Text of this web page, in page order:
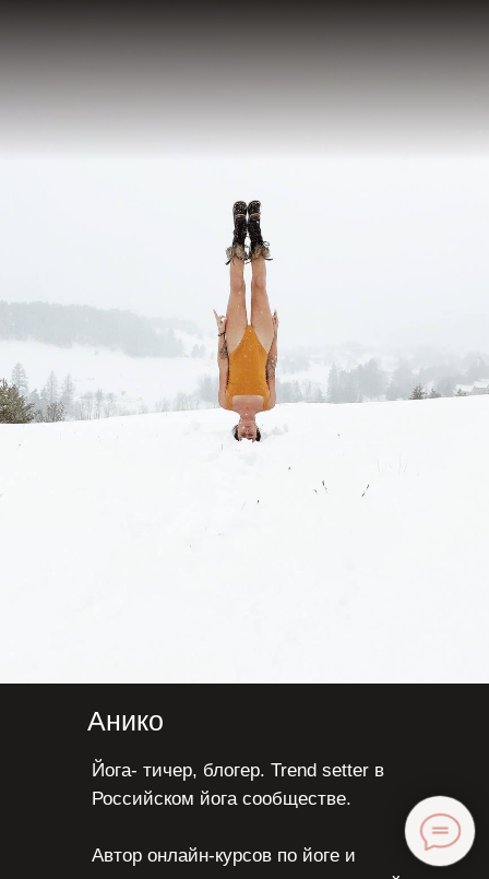
Анико
Йога- тичер, блогер. Trend setter в
Российском йога сообществе.
Автор онлайн-курсов по йоге и